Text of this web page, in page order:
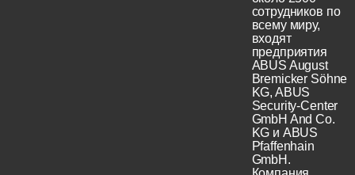
сотрудников по
всему миру,
входят
предприятия
ABUS August
Bremicker Söhne
KG, ABUS
Security-Center
GmbH And Co.
KG и ABUS
Pfaffenhain
GmbH.